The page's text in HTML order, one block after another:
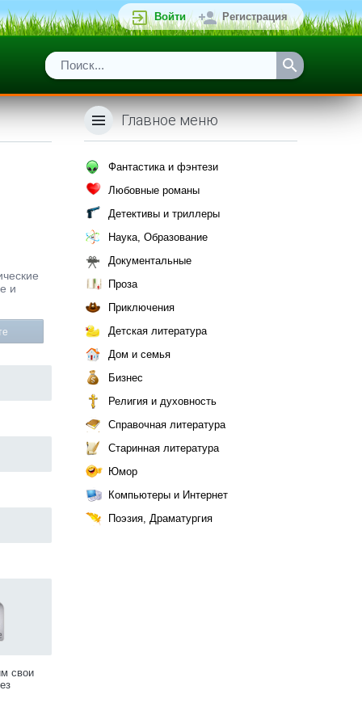
Войти Регистрация
и
свои
Главное меню
Фантастика и фэнтези
Любовные романы
Детективы и триллеры
Наука, Образование
Документальные
Проза
Приключения
Детская литература
Дом и семья
Бизнес
Религия и духовность
Справочная литература
Старинная литература
Юмор
Компьютеры и Интернет
Поэзия, Драматургия